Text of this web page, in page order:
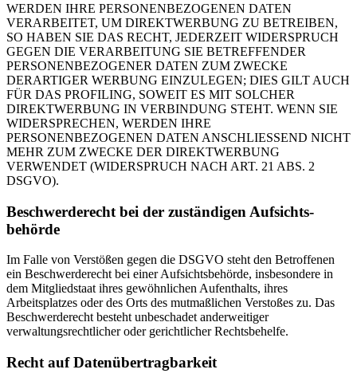
WERDEN IHRE PERSONENBEZOGENEN DATEN
VERARBEITET, UM DIREKTWERBUNG ZU BETREIBEN,
SO HABEN SIE DAS RECHT, JEDERZEIT WIDERSPRUCH
GEGEN DIE VERARBEITUNG SIE BETREFFENDER
PERSONENBEZOGENER DATEN ZUM ZWECKE
DERARTIGER WERBUNG EINZULEGEN; DIES GILT AUCH
FÜR DAS PROFILING, SOWEIT ES MIT SOLCHER
DIREKTWERBUNG IN VERBINDUNG STEHT. WENN SIE
WIDERSPRECHEN, WERDEN IHRE
PERSONENBEZOGENEN DATEN ANSCHLIESSEND NICHT
MEHR ZUM ZWECKE DER DIREKTWERBUNG
VERWENDET (WIDERSPRUCH NACH ART. 21 ABS. 2
DSGVO).
Beschwerde­recht bei der zuständigen Aufsichts­
behörde
Im Falle von Verstößen gegen die DSGVO steht den Betroffenen
ein Beschwerderecht bei einer Aufsichtsbehörde, insbesondere in
dem Mitgliedstaat ihres gewöhnlichen Aufenthalts, ihres
Arbeitsplatzes oder des Orts des mutmaßlichen Verstoßes zu. Das
Beschwerderecht besteht unbeschadet anderweitiger
verwaltungsrechtlicher oder gerichtlicher Rechtsbehelfe.
Recht auf Daten­übertrag­barkeit